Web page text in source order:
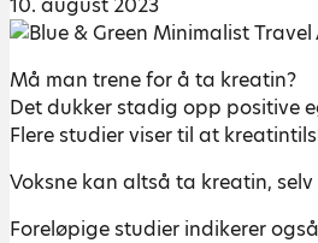
Må man trene for å ta kreatin?
Det dukker stadig opp positive
Flere studier viser til at
Voksne kan altså ta kreatin, selv
Foreløpige studier indikerer